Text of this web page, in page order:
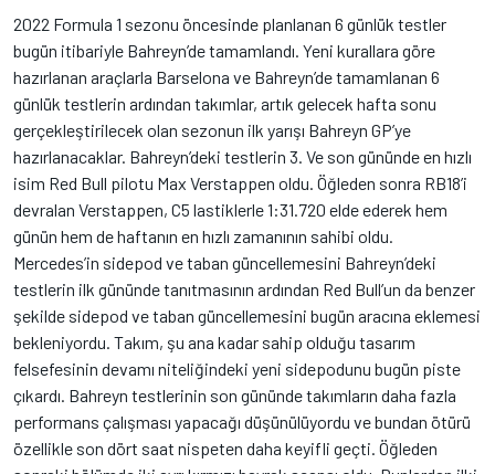
2022 Formula 1 sezonu öncesinde planlanan 6 günlük testler
bugün itibariyle Bahreyn’de tamamlandı. Yeni kurallara göre
hazırlanan araçlarla Barselona ve Bahreyn’de tamamlanan 6
günlük testlerin ardından takımlar, artık gelecek hafta sonu
gerçekleştirilecek olan sezonun ilk yarışı Bahreyn GP’ye
hazırlanacaklar. Bahreyn’deki testlerin 3. Ve son gününde en hızlı
isim Red Bull pilotu Max Verstappen oldu. Öğleden sonra RB18’i
devralan Verstappen, C5 lastiklerle 1:31.720 elde ederek hem
günün hem de haftanın en hızlı zamanının sahibi oldu.
Mercedes’in sidepod ve taban güncellemesini Bahreyn’deki
testlerin ilk gününde tanıtmasının ardından Red Bull’un da benzer
şekilde sidepod ve taban güncellemesini bugün aracına eklemesi
bekleniyordu. Takım, şu ana kadar sahip olduğu tasarım
felsefesinin devamı niteliğindeki yeni sidepodunu bugün piste
çıkardı. Bahreyn testlerinin son gününde takımların daha fazla
performans çalışması yapacağı düşünülüyordu ve bundan ötürü
özellikle son dört saat nispeten daha keyifli geçti. Öğleden